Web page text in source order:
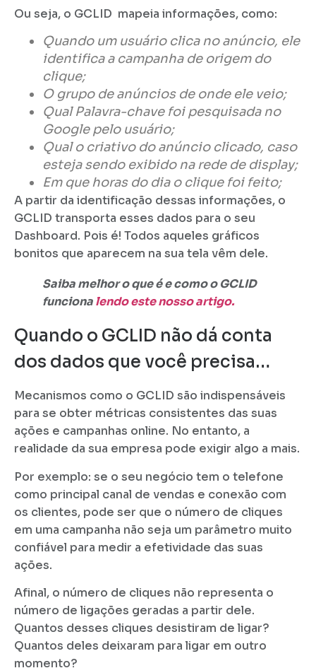
Ou seja, o GCLID mapeia informações, como:
Quando um usuário clica no anúncio, ele
identifica a campanha de origem do
clique;
O grupo de anúncios de onde ele veio;
Qual Palavra-chave foi pesquisada no
Google pelo usuário;
Qual o criativo do anúncio clicado, caso
esteja sendo exibido na rede de display;
Em que horas do dia o clique foi feito;
A partir da identificação dessas informações, o
GCLID transporta esses dados para o seu
Dashboard. Pois é! Todos aqueles gráficos
bonitos que aparecem na sua tela vêm dele.
Saiba melhor o que é e como o GCLID
funcionalendo este nosso artigo.
Quando o GCLID não dá conta
dos dados que você precisa…
Mecanismos como o GCLID são indispensáveis
para se obter métricas consistentes das suas
ações e campanhas online. No entanto, a
realidade da sua empresa pode exigir algo a mais.
Por exemplo: se o seu negócio tem o telefone
como principal canal de vendas e conexão com
os clientes, pode ser que o número de cliques
em uma campanha não seja um parâmetro muito
confiável para medir a efetividade das suas
ações.
Afinal, o número de cliques não representa o
número de ligações geradas a partir dele.
Quantos desses cliques desistiram de ligar?
Quantos deles deixaram para ligar em outro
momento?